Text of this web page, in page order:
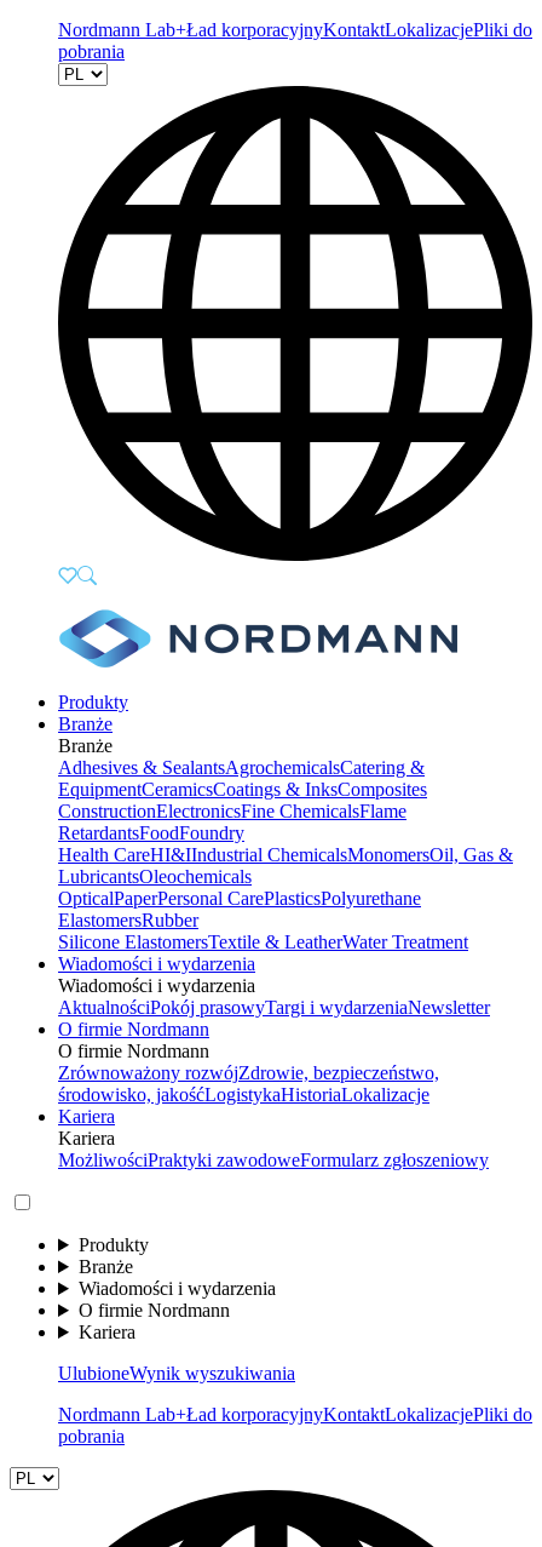
Nordmann Lab+Ład korporacyjnyKontaktLokalizacjePliki do
pobrania
Produkty
Branże
Branże
Adhesives & SealantsAgrochemicalsCatering &
EquipmentCeramicsCoatings & InksComposites
ConstructionElectronicsFine ChemicalsFlame
RetardantsFoodFoundry
Health CareHI&IIndustrial ChemicalsMonomersOil, Gas &
LubricantsOleochemicals
OpticalPaperPersonal CarePlasticsPolyurethane
ElastomersRubber
Silicone ElastomersTextile & LeatherWater Treatment
Wiadomości i wydarzenia
Wiadomości i wydarzenia
AktualnościPokój prasowyTargi i wydarzeniaNewsletter
O firmie Nordmann
O firmie Nordmann
Zrównoważony rozwójZdrowie, bezpieczeństwo,
środowisko, jakośćLogistykaHistoriaLokalizacje
Kariera
Kariera
MożliwościPraktyki zawodoweFormularz zgłoszeniowy
Produkty
Branże
Wiadomości i wydarzenia
O firmie Nordmann
Kariera
UlubioneWynik wyszukiwania
Nordmann Lab+Ład korporacyjnyKontaktLokalizacjePliki do
pobrania